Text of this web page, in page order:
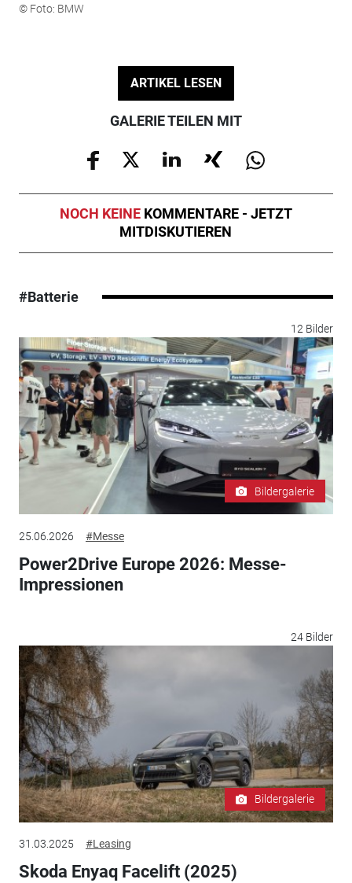
© Foto: BMW
ARTIKEL LESEN
GALERIE TEILEN MIT
NOCH KEINE KOMMENTARE - JETZT
MITDISKUTIEREN
#Batterie
12 Bilder
Bildergalerie
25.06.2026 #Messe
Power2Drive Europe 2026: Messe-
Impressionen
24 Bilder
Bildergalerie
31.03.2025 #Leasing
Skoda Enyaq Facelift (2025)